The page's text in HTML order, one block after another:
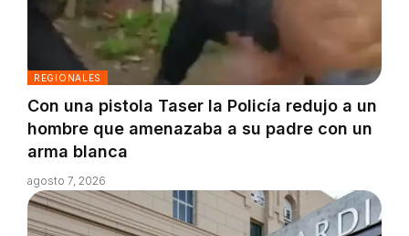
REGIONALES
Con una pistola Taser la Policía redujo a un
hombre que amenazaba a su padre con un
arma blanca
agosto 7, 2026